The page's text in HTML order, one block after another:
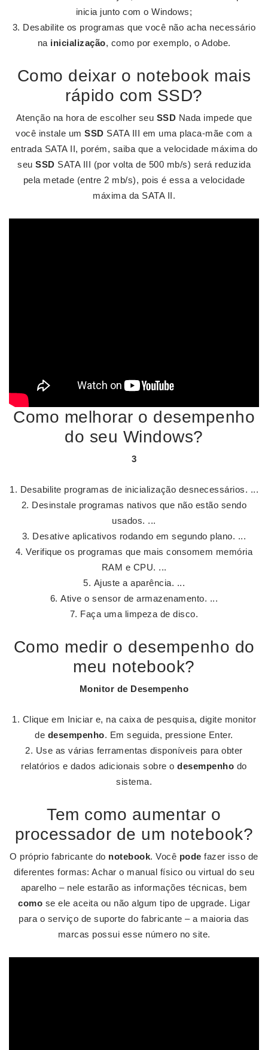
inicia junto com o Windows;
Desabilite os programas que você não acha necessário
na inicialização, como por exemplo, o Adobe.
Como deixar o notebook mais
rápido com SSD?
Atenção na hora de escolher seu SSD Nada impede que
você instale umSSD SATA III em uma placa-mãe com a
entrada SATA II, porém, saiba que a velocidade máxima do
seu SSD SATA III (por volta de 500 mb/s) será reduzida
pela metade (entre 2 mb/s), pois é essa a velocidade
máxima da SATA II.
Como melhorar o desempenho
do seu Windows?
3
Desabilite programas de inicialização desnecessários. ...
Desinstale programas nativos que não estão sendo
usados. ...
Desative aplicativos rodando em segundo plano. ...
Verifique os programas que mais consomem memória
RAM e CPU. ...
Ajuste a aparência. ...
Ative o sensor de armazenamento. ...
Faça uma limpeza de disco.
Como medir o desempenho do
meu notebook?
Monitor de Desempenho
Clique em Iniciar e, na caixa de pesquisa, digite monitor
de desempenho. Em seguida, pressione Enter.
Use as várias ferramentas disponíveis para obter
relatórios e dados adicionais sobre odesempenho do
sistema.
Tem como aumentar o
processador de um notebook?
O próprio fabricante do notebook. Você pode fazer isso de
diferentes formas: Achar o manual físico ou virtual do seu
aparelho – nele estarão as informações técnicas, bem
como se ele aceita ou não algum tipo de upgrade. Ligar
para o serviço de suporte do fabricante – a maioria das
marcas possui esse número no site.